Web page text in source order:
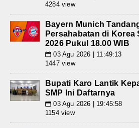
4284 view
Bayern Munich
Persahabatan di Korea
2026 Pukul 18.00 WIB
📅 03 Agu 2026 | 11:49:13
1447 view
Bupati Karo Lantik
SMP Ini Daftarnya
📅 03 Agu 2026 | 19:45:58
1154 view